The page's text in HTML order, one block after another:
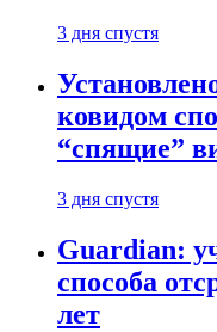
3 дня спустя
ковидом
“спящие”
3 дня спустя
Guardian:
способа
лет